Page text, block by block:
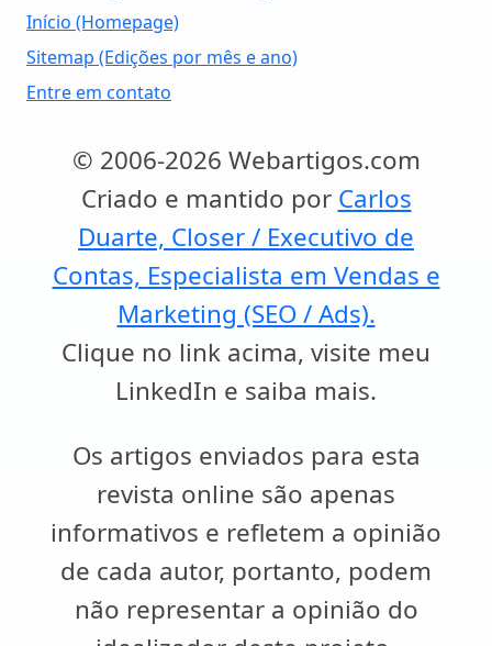
Início (Homepage)
Sitemap (Edições por mês e ano)
Entre em contato
© 2006-2026 Webartigos.com
Criado e mantido por Carlos
Duarte, Closer / Executivo de
Contas, Especialista em Vendas e
Marketing (SEO / Ads).
Clique no link acima, visite meu
LinkedIn e saiba mais.
Os artigos enviados para esta
revista online são apenas
informativos e refletem a opinião
de cada autor, portanto, podem
não representar a opinião do